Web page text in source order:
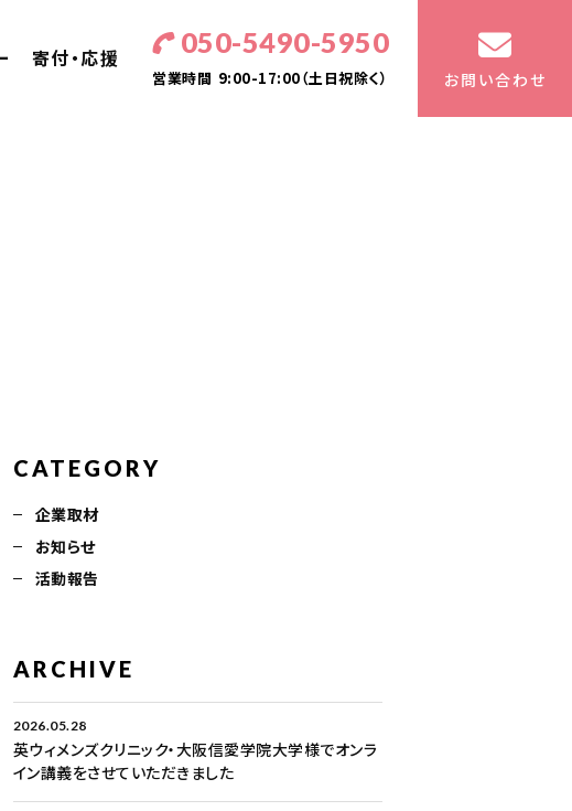
寄付・応援 050-5490-5950
営業時間 9:00-17:00（土日祝除く） お問い合わせ
CATEGORY
企業取材
お知らせ
活動報告
ARCHIVE
2026.05.28
英ウィメンズクリニック・大阪信愛学院大学様でオンラ
イン講義をさせていただきました